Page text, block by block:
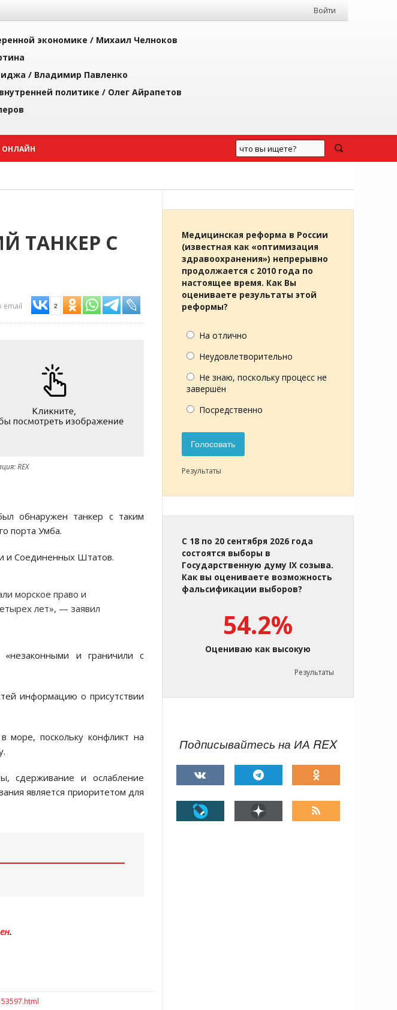
Войти
экономике / Михаил Челноков
/ Владимир Павленко
политике / Олег Айрапетов
ОНЛАЙН
ТАНКЕР С
email 2
REX
обнаружен танкер с таким
порта Умба.
и Соединенных Штатов.
морское право и
лет», — заявил
и граничили с
информацию о присутствии
поскольку конфликт на
сдерживание и ослабление
является приоритетом для
.
Медицинская реформа в России
(известная как «оптимизация
здравоохранения») непрерывно
продолжается с 2010 года по
настоящее время. Как Вы
оцениваете результаты этой
реформы?
На отлично
Неудовлетворительно
Не знаю, поскольку процесс не
завершён
Посредственно
Голосовать
Результаты
С 18 по 20 сентября 2026 года
состоятся выборы в
Государственную думу IX созыва.
Как вы оцениваете возможность
фальсификации выборов?
54.2%
Оцениваю как высокую
Результаты
Подписывайтесь на ИА REX